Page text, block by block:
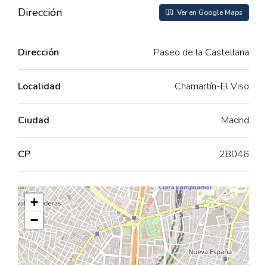
Dirección Ver en Google Maps
Dirección Paseo de la Castellana
Localidad Chamartín-El Viso
Ciudad Madrid
CP 28046
+
−